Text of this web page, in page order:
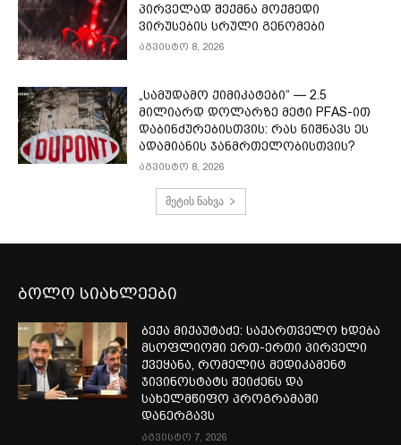
პირველად შექმნა მოქმედი
ვირუსების სრული გენომები
აგვისტო 8, 2026
„სამუდამო ქიმიკატები“ — 2.5
მილიარდ დოლარზე მეტი PFAS-ით
დაბინძურებისთვის: რას ნიშნავს ეს
ადამიანის ჯანმრთელობისთვის?
აგვისტო 8, 2026
მეტის ნახვა
ბოლო სიახლეები
ბექა მიქაუტაძე: საქართველო ხდება
მსოფლიოში ერთ-ერთი პირველი
ქვეყანა, რომელიც მედიკამენტ
ჯივინოსტატს შეიძენს და
სახელმწიფო პროგრამაში
დანერგავს
აგვისტო 7, 2026